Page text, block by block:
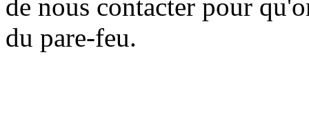
de nous contacter pour
du pare-feu.